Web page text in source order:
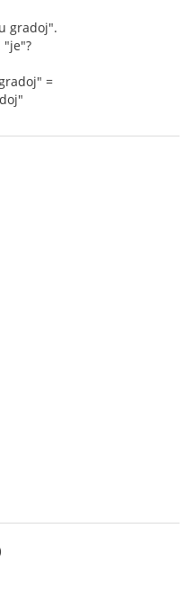
gradoj".
"je"?
=